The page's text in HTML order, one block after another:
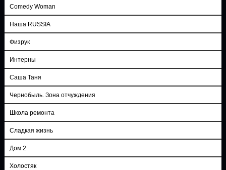
Comedy Woman
Наша RUSSIA
Физрук
Интерны
Саша Таня
Чернобыль. Зона отчуждения
Школа ремонта
Сладкая жизнь
Дом 2
Холостяк